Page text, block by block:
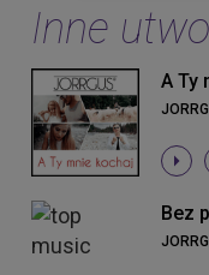
Inne
A Ty